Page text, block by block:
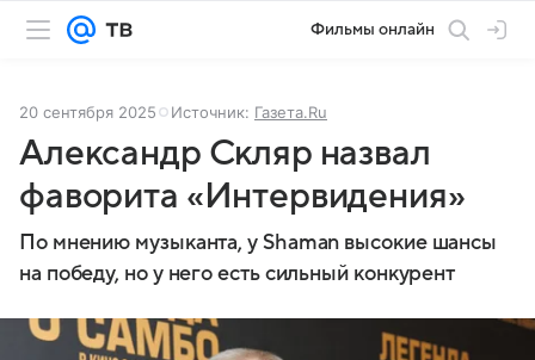
Фильмы онлайн
20 сентября 2025 Источник: Газета.Ru
Александр Скляр назвал
фаворита «Интервидения»
По мнению музыканта, у Shaman высокие шансы
на победу, но у него есть сильный конкурент